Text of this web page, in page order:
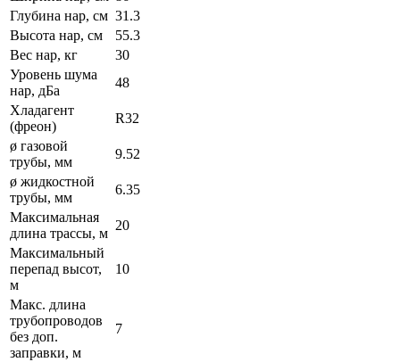
Глубина нар, см 31.3
Высота нар, см
55.3
Вес нар, кг
30
Уровень шума
нар, дБа
48
Хладагент
(фреон)
R32
ø газовой
трубы, мм
9.52
ø жидкостной
трубы, мм
6.35
Максимальная
длина трассы, м
20
Максимальный
перепад высот,
м
10
Макс. длина
трубопроводов
без доп.
заправки, м
7